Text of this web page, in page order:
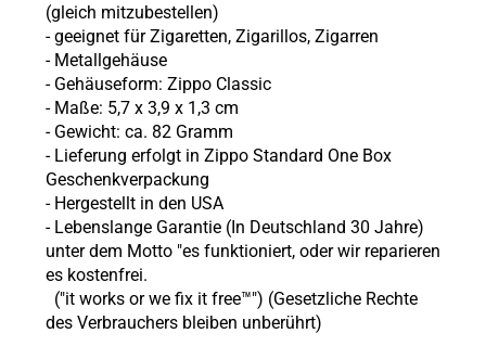
(gleich mitzubestellen)
- geeignet für Zigaretten, Zigarillos, Zigarren
- Metallgehäuse
- Gehäuseform: Zippo Classic
- Maße: 5,7 x 3,9 x 1,3 cm
- Gewicht: ca. 82 Gramm
- Lieferung erfolgt in Zippo Standard One Box
Geschenkverpackung
- Hergestellt in den USA
- Lebenslange Garantie (In Deutschland 30 Jahre)
unter dem Motto "es funktioniert, oder wir reparieren
es kostenfrei.
("it works or we fix it free™") (Gesetzliche Rechte
des Verbrauchers bleiben unberührt)